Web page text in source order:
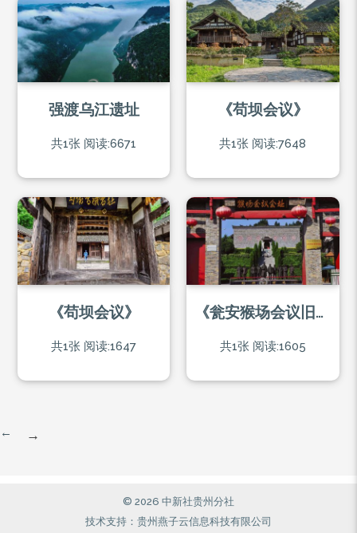
强渡乌江遗址
共1张 阅读:6671
《苟坝会议》
共1张 阅读:7648
《苟坝会议》
共1张 阅读:1647
《瓮安猴场会议旧址》
共1张 阅读:1605
← →
© 2026 中新社贵州分社
技术支持：贵州燕子云信息科技有限公司